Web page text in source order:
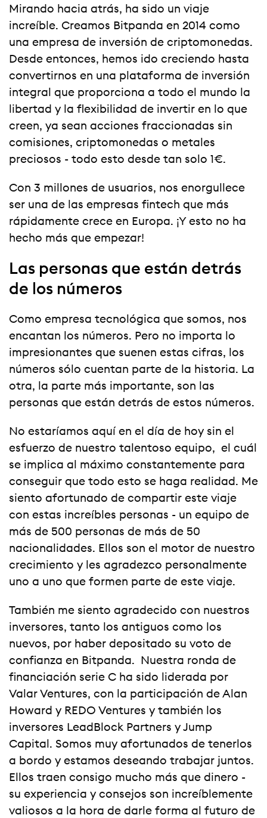
Mirando hacia atrás, ha sido un viaje
increíble. Creamos Bitpanda en 2014 como
una empresa de inversión de criptomonedas.
Desde entonces, hemos ido creciendo hasta
convertirnos en una plataforma de inversión
integral que proporciona a todo el mundo la
libertad y la flexibilidad de invertir en lo que
creen, ya sean acciones fraccionadas sin
comisiones, criptomonedas o metales
preciosos - todo esto desde tan solo 1€.
Con 3 millones de usuarios, nos enorgullece
ser una de las empresas fintech que más
rápidamente crece en Europa. ¡Y esto no ha
hecho más que empezar!
Las personas que están detrás
de los números
Como empresa tecnológica que somos, nos
encantan los números. Pero no importa lo
impresionantes que suenen estas cifras, los
números sólo cuentan parte de la historia. La
otra, la parte más importante, son las
personas que están detrás de estos números.
No estaríamos aquí en el día de hoy sin el
esfuerzo de nuestro talentoso equipo, el cuál
se implica al máximo constantemente para
conseguir que todo esto se haga realidad. Me
siento afortunado de compartir este viaje
con estas increíbles personas - un equipo de
más de 500 personas de más de 50
nacionalidades. Ellos son el motor de nuestro
crecimiento y les agradezco personalmente
uno a uno que formen parte de este viaje.
También me siento agradecido con nuestros
inversores, tanto los antiguos como los
nuevos, por haber depositado su voto de
confianza en Bitpanda. Nuestra ronda de
financiación serie C ha sido liderada por
Valar Ventures, con la participación de Alan
Howard y REDO Ventures y también los
inversores LeadBlock Partners y Jump
Capital. Somos muy afortunados de tenerlos
a bordo y estamos deseando trabajar juntos.
Ellos traen consigo mucho más que dinero -
su experiencia y consejos son increíblemente
valiosos a la hora de darle forma al futuro de